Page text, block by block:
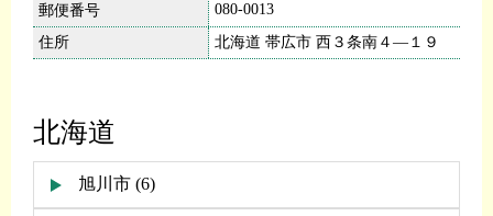
郵便番号
080-0013
住所
北海道 帯広市 西３条南４―１９
北海道
旭川市 (6)